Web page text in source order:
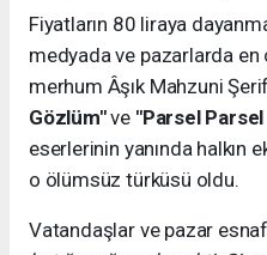
Fiyatların 80 liraya
medyada ve pazarlarda en
merhum Âşık Mahzuni
Gözlüm"ve "Parsel
eserlerinin yanında halkın
o ölümsüz türküsü oldu.
Vatandaşlar ve pazar